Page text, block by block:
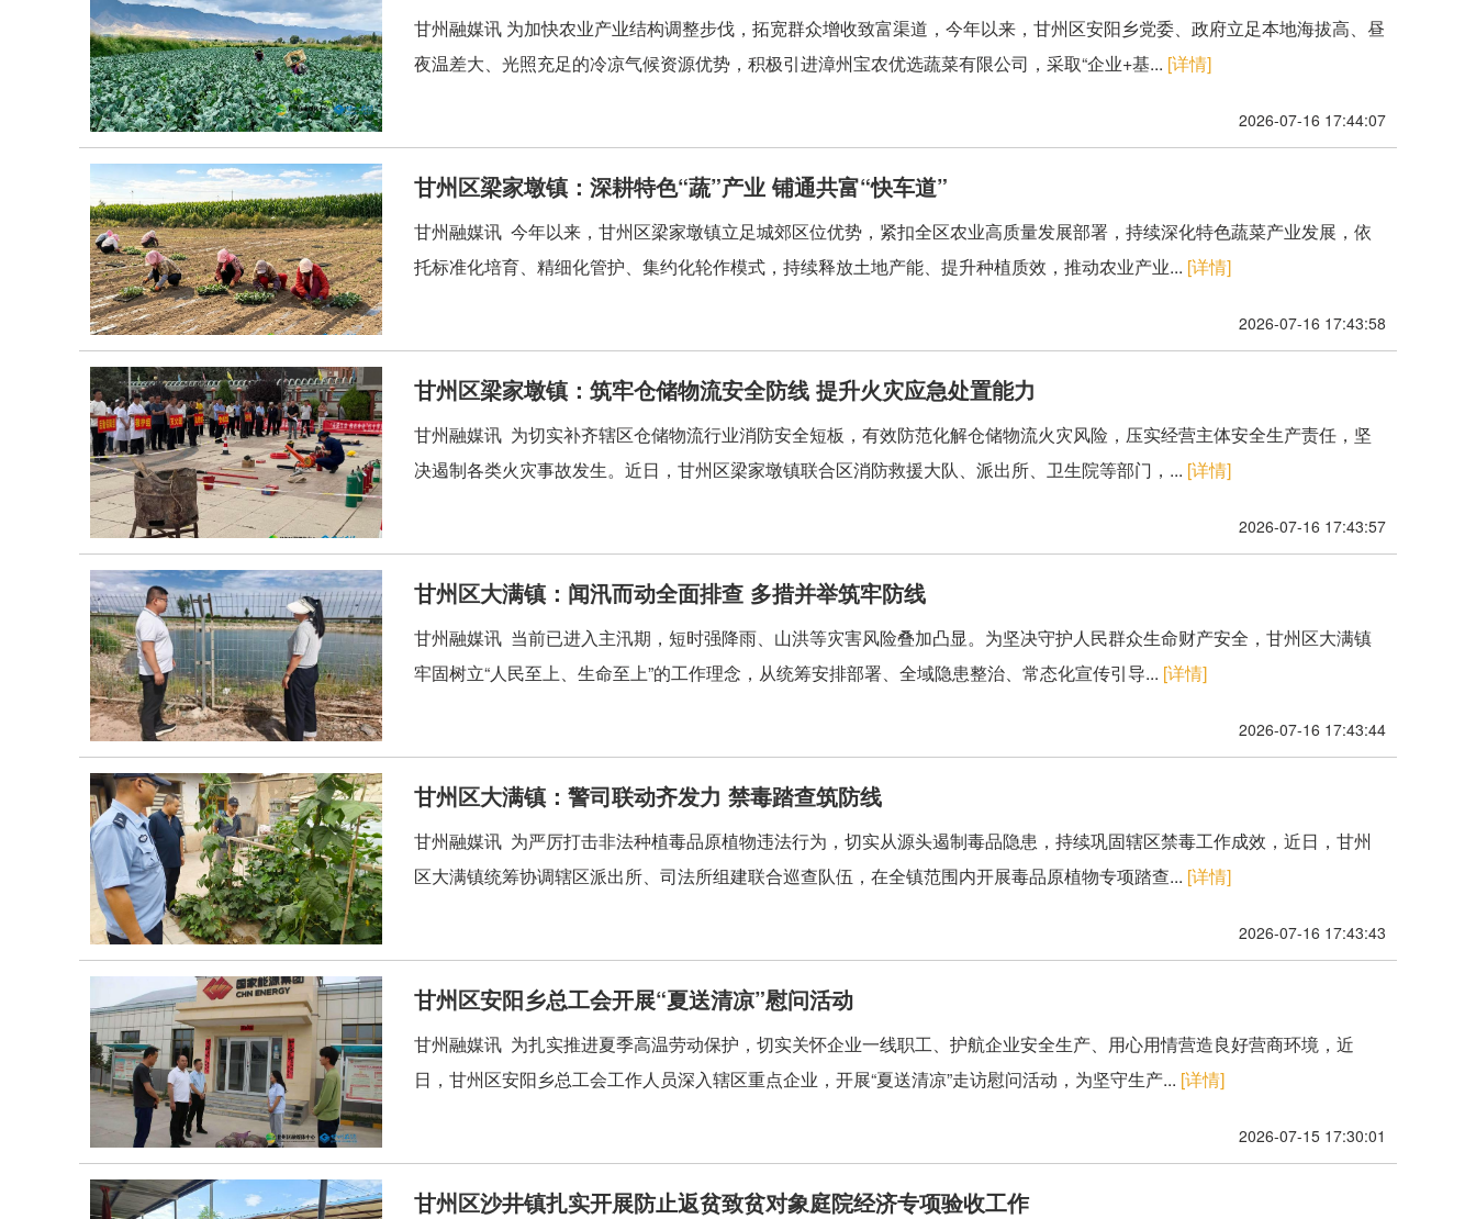
甘州融媒讯 为加快农业产业结构调整步伐，拓宽群众增收致富渠道，今年以来，甘州区安阳乡党委、政府立足本地海拔高、昼
夜温差大、光照充足的冷凉气候资源优势，积极引进漳州宝农优选蔬菜有限公司，采取“企业+基... [详情]
2026-07-16 17:44:07
甘州区梁家墩镇：深耕特色“蔬”产业 铺通共富“快车道”
甘州融媒讯 今年以来，甘州区梁家墩镇立足城郊区位优势，紧扣全区农业高质量发展部署，持续深化特色蔬菜产业发展，依
托标准化培育、精细化管护、集约化轮作模式，持续释放土地产能、提升种植质效，推动农业产业... [详情]
2026-07-16 17:43:58
甘州区梁家墩镇：筑牢仓储物流安全防线 提升火灾应急处置能力
甘州融媒讯 为切实补齐辖区仓储物流行业消防安全短板，有效防范化解仓储物流火灾风险，压实经营主体安全生产责任，坚
决遏制各类火灾事故发生。近日，甘州区梁家墩镇联合区消防救援大队、派出所、卫生院等部门，... [详情]
2026-07-16 17:43:57
甘州区大满镇：闻汛而动全面排查 多措并举筑牢防线
甘州融媒讯 当前已进入主汛期，短时强降雨、山洪等灾害风险叠加凸显。为坚决守护人民群众生命财产安全，甘州区大满镇
牢固树立“人民至上、生命至上”的工作理念，从统筹安排部署、全域隐患整治、常态化宣传引导... [详情]
2026-07-16 17:43:44
甘州区大满镇：警司联动齐发力 禁毒踏查筑防线
甘州融媒讯 为严厉打击非法种植毒品原植物违法行为，切实从源头遏制毒品隐患，持续巩固辖区禁毒工作成效，近日，甘州
区大满镇统筹协调辖区派出所、司法所组建联合巡查队伍，在全镇范围内开展毒品原植物专项踏查... [详情]
2026-07-16 17:43:43
甘州区安阳乡总工会开展“夏送清凉”慰问活动
甘州融媒讯 为扎实推进夏季高温劳动保护，切实关怀企业一线职工、护航企业安全生产、用心用情营造良好营商环境，近
日，甘州区安阳乡总工会工作人员深入辖区重点企业，开展“夏送清凉”走访慰问活动，为坚守生产... [详情]
2026-07-15 17:30:01
甘州区沙井镇扎实开展防止返贫致贫对象庭院经济专项验收工作